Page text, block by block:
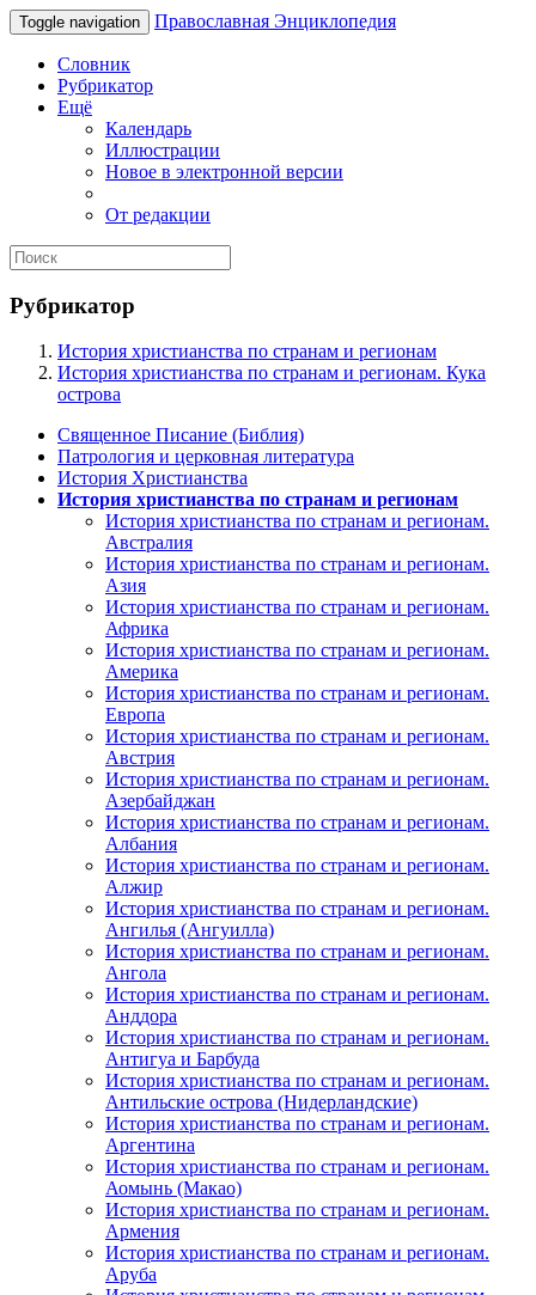
Toggle navigation Православная Энциклопедия
Словник
Рубрикатор
Ещё
Календарь
Иллюстрации
Новое в электронной версии
От редакции
Рубрикатор
История христианства по странам и регионам
История христианства по странам и регионам. Кука
острова
Священное Писание (Библия)
Патрология и церковная литература
История Христианства
История христианства по странам и регионам
История христианства по странам и регионам.
Австралия
История христианства по странам и регионам.
Азия
История христианства по странам и регионам.
Африка
История христианства по странам и регионам.
Америка
История христианства по странам и регионам.
Европа
История христианства по странам и регионам.
Австрия
История христианства по странам и регионам.
Азербайджан
История христианства по странам и регионам.
Албания
История христианства по странам и регионам.
Алжир
История христианства по странам и регионам.
Ангилья (Ангуилла)
История христианства по странам и регионам.
Ангола
История христианства по странам и регионам.
Анддора
История христианства по странам и регионам.
Антигуа и Барбуда
История христианства по странам и регионам.
Антильские острова (Нидерландские)
История христианства по странам и регионам.
Аргентина
История христианства по странам и регионам.
Аомынь (Макао)
История христианства по странам и регионам.
Армения
История христианства по странам и регионам.
Аруба